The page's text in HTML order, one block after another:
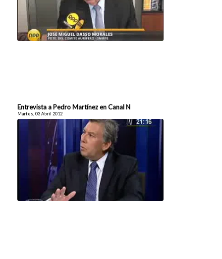
Entrevista a Pedro Martínez en Canal N
Martes, 03 Abril 2012